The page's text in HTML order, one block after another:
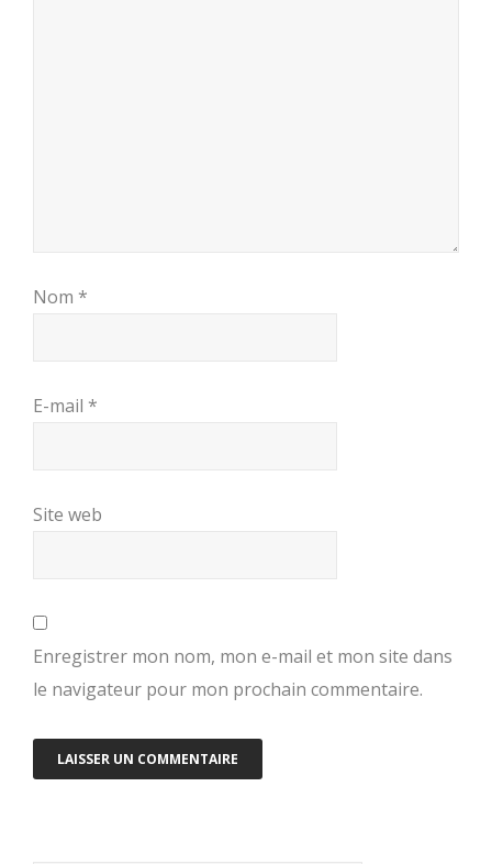
Nom *
E-mail *
Site web
Enregistrer mon nom, mon e-mail et mon site dans
le navigateur pour mon prochain commentaire.